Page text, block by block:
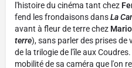
l'histoire du cinéma tant chez
fend les frondaisons dansLa
avant à fleur de terre chez
terre), sans parler des prises de
de la trilogie de l'île aux
mobilité de sa caméra que l'on